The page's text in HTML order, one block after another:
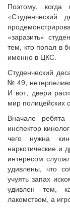
Поэтому, когда
«Студенческий
«заразить»
тем, кто попал в
именно в ЦКС.
Студенческий
№ 49,
И вот, двери
мир полицейских
Вначале
инспектор
чего нужна
наркотические и
интересом
удивлены, что
учуять запах
удивлен тем,
лакомством, а